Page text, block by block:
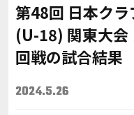
第48回 日本ク
(U-18) 関東大会
回戦の試合結果
2024.5.26